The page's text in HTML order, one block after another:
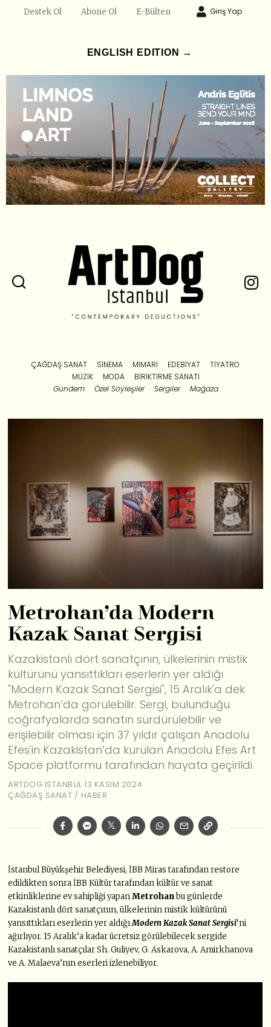
Destek Ol Abone Ol E-Bülten Giriş Yap
ENGLISH EDITION →
ÇAĞDAŞ SANAT SINEMA MIMARI EDEBIYAT
TIYATRO
MÜZIK
MODA
BIRIKTIRME SANATI
Gündem
Özel Söyleşiler Sergiler Mağaza
Metrohan’da Modern
Kazak Sanat Sergisi
Kazakistanlı dört sanatçının, ülkelerinin mistik
kültürünü yansıttıkları eserlerin yer aldığı
"Modern Kazak Sanat Sergisi", 15 Aralık'a dek
Metrohan’da görülebilir. Sergi, bulunduğu
coğrafyalarda sanatın sürdürülebilir ve
erişilebilir olması için 37 yıldır çalışan Anadolu
Efes'in Kazakistan’da kurulan Anadolu Efes Art
Space platformu tarafından hayata geçirildi.
ARTDOG ISTANBUL 13 KASIM 2024
ÇAĞDAŞ SANAT / HABER
İstanbul Büyükşehir Belediyesi, İBB Miras tarafından restore
edildikten sonra İBB Kültür tarafından kültür ve sanat
etkinliklerine ev sahipliği yapanMetrohanbu günlerde
Kazakistanlı dört sanatçının, ülkelerinin mistik kültürünü
yansıttıkları eserlerin yer aldığıModern Kazak Sanat Sergisi‘ni
ağırlıyor. 15 Aralık’a kadar ücretsiz görülebilecek sergide
Kazakistanlı sanatçılar Sh. Guliyev, G. Askarova, A. Amirkhanova
ve A. Malaeva’nın eserleri izlenebiliyor.